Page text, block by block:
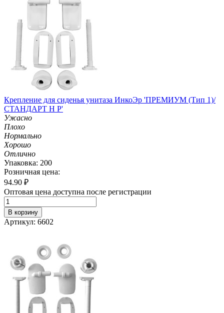
Крепление для сиденья унитаза ИнкоЭр 'ПРЕМИУМ (Тип 1)/
СТАНДАРТ Н Р'
Ужасно
Плохо
Нормально
Хорошо
Отлично
Упаковка: 200
Розничная цена:
94.90 ₽
Оптовая цена доступна после регистрации
В корзину
Артикул: 6602